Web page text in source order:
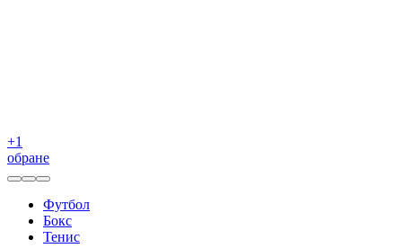
+1
обране
Футбол
Бокс
Тенис